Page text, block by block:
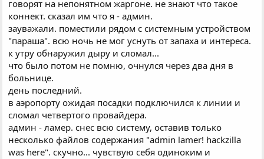
говорят на непонятном жаргоне. не знают что такое
коннект. сказал им что я - админ.
зауважали. поместили рядом с системным устройством
"параша". всю ночь не мог уснуть от запаха и интереса.
к утру обнаружил дыру и сломал...
что было потом не помню, очнулся через два дня в
больнице.
день последний.
в аэропорту ожидая посадки подключился к линии и
сломал четвертого провайдера.
админ - ламер. снес всю систему, оставив только
несколько файлов содержания "аdmin lаmеr! hасkzillа
wаs hеrе". скучно... чувствую себя одиноким и